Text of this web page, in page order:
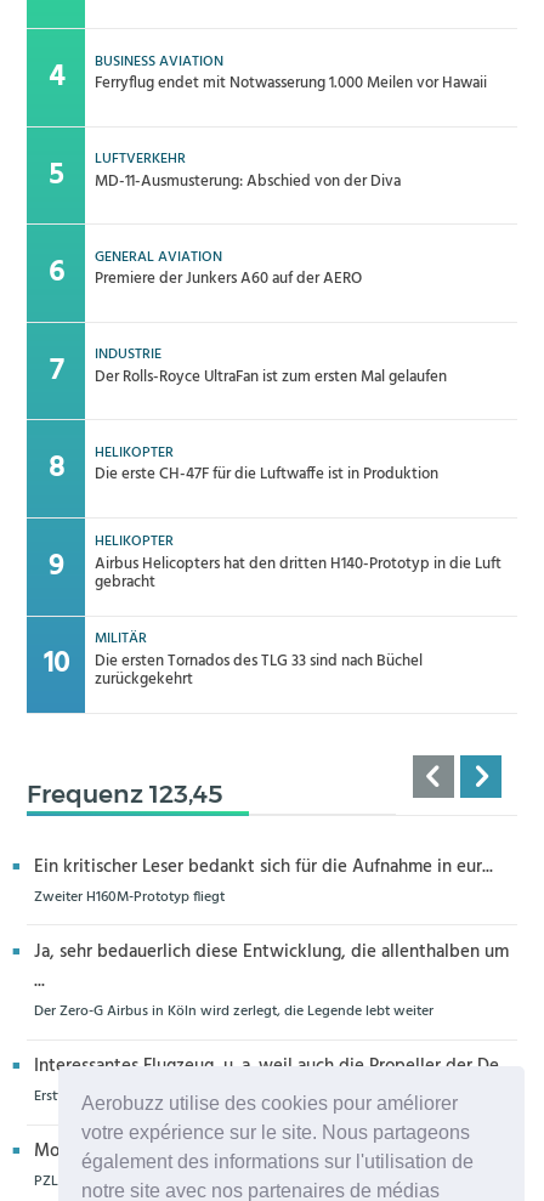
Aerobuzz utilise des cookies pour améliorer
votre expérience sur le site. Nous partageons
également des informations sur l'utilisation de
notre site avec nos partenaires de médias
BUSINESS AVIATION
Ferryflug endet mit Notwasserung 1.000 Meilen vor Hawaii
LUFTVERKEHR
MD-11-Ausmusterung: Abschied von der Diva
GENERAL AVIATION
Premiere der Junkers A60 auf der AERO
INDUSTRIE
Der Rolls-Royce UltraFan ist zum ersten Mal gelaufen
HELIKOPTER
Die erste CH-47F für die Luftwaffe ist in Produktion
HELIKOPTER
Airbus Helicopters hat den dritten H140-Prototyp in die Luft
gebracht
MILITÄR
Die ersten Tornados des TLG 33 sind nach Büchel
zurückgekehrt
Frequenz 123,45
Ein kritischer Leser bedankt sich für die Aufnahme in eur...
Zweiter H160M-Prototyp fliegt
Ja, sehr bedauerlich diese Entwicklung, die allenthalben um
...
Der Zero-G Airbus in Köln wird zerlegt, die Legende lebt weiter
Interessantes Flugzeug, u. a. weil auch die Propeller der De...
Erstflug der Piper Seminole DX mit DeltaHawk-Motoren
Moin aus Schiffdorf, danke für die Nachricht. Ich meine,da...
PZL Mielec fertigt die ersten S-70 Firehawk